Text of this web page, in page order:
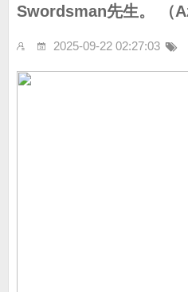
Swordsman先生。 （
2025-09-22 02:27:03